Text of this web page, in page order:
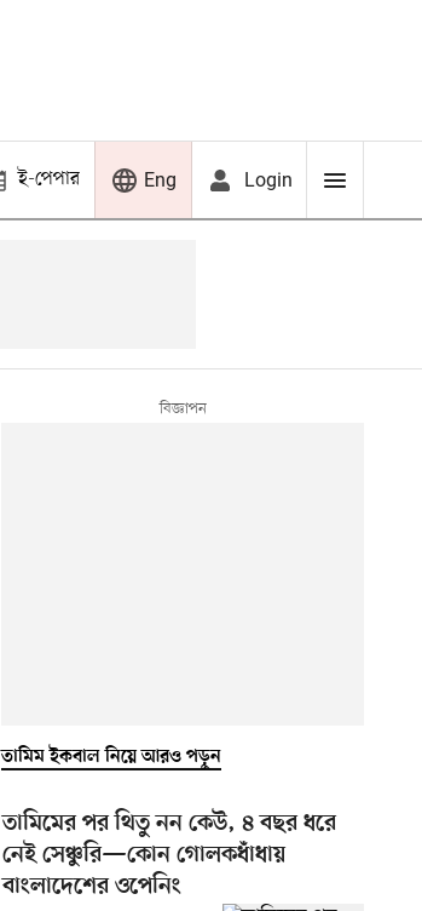
ই-পেপার Eng Login
তামিম ইকবাল নিয়ে আরও পড়ুন
তামিমের পর থিতু নন কেউ, ৪ বছর ধরে
নেই সেঞ্চুরি—কোন গোলকধাঁধায়
বাংলাদেশের ওপেনিং